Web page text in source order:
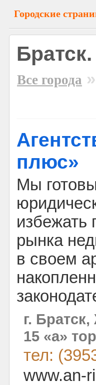
Городские
Все города »
плюс»
Мы
избежать
рынка
в своем
г.
15 «а»
тел:
www.an-